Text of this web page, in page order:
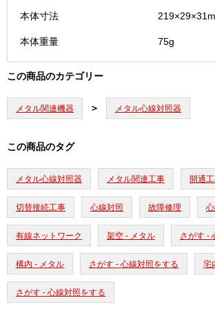
本体寸法
本体重量 75g
この商品のカテゴリー
メタル関連機器 メタル心線対照器
この商品のタグ
メタル心線対照器 メタル関連工事 開通
切替接続工事 心線対照 故障修理
有線ネットワーク 架空 - メタル さがす -
構内 - メタル さがす - 心線対照をする 宅
さがす - 心線対照をする